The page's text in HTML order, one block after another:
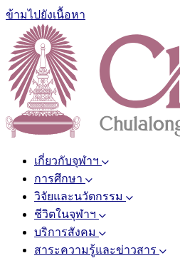
ข้ามไปยังเนื้อหา
เกี่ยวกับจุฬาฯ
การศึกษา
วิจัยและนวัตกรรม
ชีวิตในจุฬาฯ
บริการสังคม
สาระความรู้และข่าวสาร